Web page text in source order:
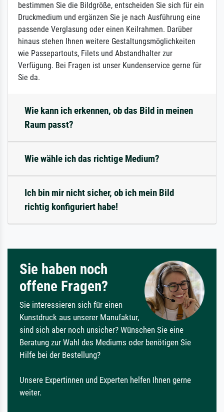
bestimmen Sie die Bildgröße, entscheiden Sie sich für ein
Druckmedium und ergänzen Sie je nach Ausführung eine
passende Verglasung oder einen Keilrahmen. Darüber
hinaus stehen Ihnen weitere Gestaltungsmöglichkeiten
wie Passepartouts, Filets und Abstandhalter zur
Verfügung. Bei Fragen ist unser Kundenservice gerne für
Sie da.
Wie kann ich erkennen, ob das Bild in meinen
Raum passt?
Wie wähle ich das richtige Medium?
Ich bin mir nicht sicher, ob ich mein Bild
richtig konfiguriert habe!
Sie haben noch
offene Fragen?
Sie interessieren sich für einen
Kunstdruck aus unserer Manufaktur,
sind sich aber noch unsicher? Wünschen Sie eine
Beratung zur Wahl des Mediums oder benötigen Sie
Hilfe bei der Bestellung?
Unsere Expertinnen und Experten helfen Ihnen gerne
weiter.